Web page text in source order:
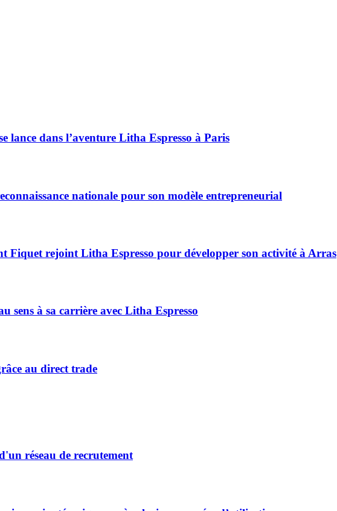
lance dans l’aventure Litha Espresso à Paris
nationale pour son modèle entrepreneurial
Fiquet rejoint Litha Espresso pour développer son activité à Arras
à sa carrière avec Litha Espresso
au direct trade
réseau de recrutement